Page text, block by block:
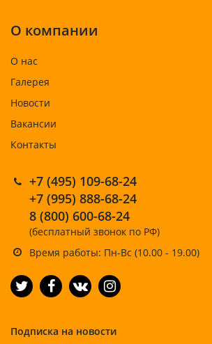
О компании
О нас
Галерея
Новости
Вакансии
Контакты
+7 (495) 109-68-24
+7 (995) 888-68-24
8 (800) 600-68-24
(бесплатный звонок по РФ)
Время работы: Пн-Вс (10.00 - 19.00)
Подписка на новости